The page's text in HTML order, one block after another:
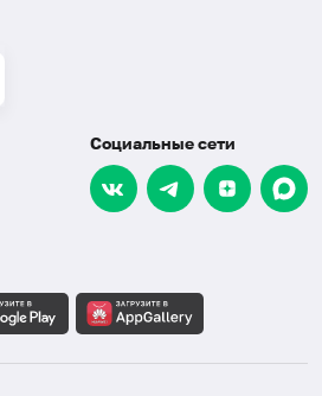
Социальные сети